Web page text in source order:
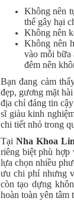
Không nên
thể gây hại
Không nên
Không nên
vào mỗi bữa
đêm nên
Bạn đang cảm
đẹp, gương mặt
địa chỉ đáng tin
sĩ giàu kinh
chi tiết nhỏ trong
TạiNha Khoa
riêng biệt phù hợp
lựa chọn nhiều
ưu chi phí nhưng
còn tạo dựng
hoàn toàn yên tâm